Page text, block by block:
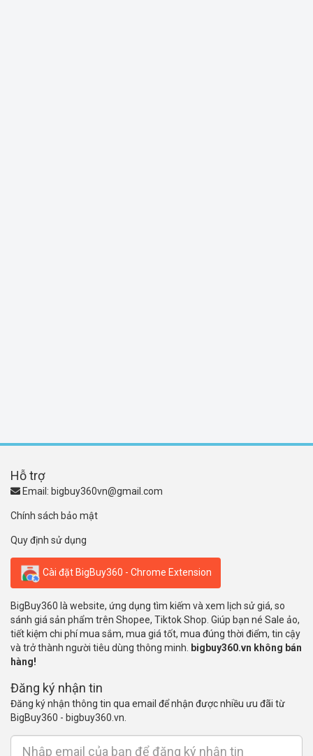
Hỗ trợ
Email: bigbuy360vn@gmail.com
Chính sách bảo mật
Quy định sử dụng
Cài đặt BigBuy360 - Chrome Extension
BigBuy360 là website, ứng dụng tìm kiếm và xem lịch sử giá, so
sánh giá sản phẩm trên Shopee, Tiktok Shop. Giúp bạn né Sale ảo,
tiết kiệm chi phí mua sắm, mua giá tốt, mua đúng thời điểm, tin cậy
và trở thành người tiêu dùng thông minh.
bigbuy360.vn không bán
hàng!
Đăng ký nhận tin
Đăng ký nhận thông tin qua email để nhận được nhiều ưu đãi từ
BigBuy360 - bigbuy360.vn.